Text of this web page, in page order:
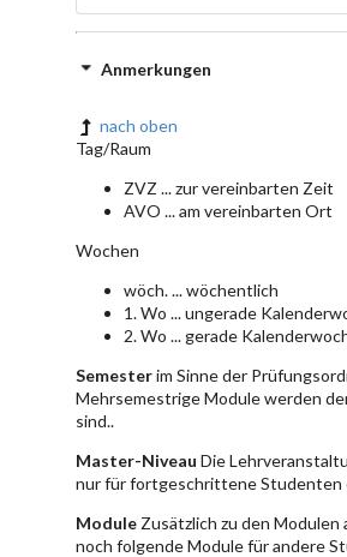
Anmerkungen
nach oben
Tag/Raum
ZVZ ... zur vereinbarten Zeit
AVO ... am vereinbarten Ort
Wochen
wöch. ... wöchentlich
1. Wo ... ungerade
2. Wo ... gerade
Semesterim Sinne der
Mehrsemestrige Module werden
sind..
Master-Niveau Die
nur für fortgeschrittene Studenten
Module Zusätzlich zu den
noch folgende Module für andere